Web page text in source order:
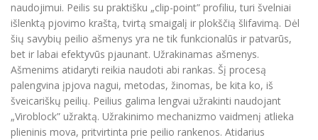
naudojimui. Peilis su praktišku „clip-point” profiliu, turi švelniai
išlenktą pjovimo kraštą, tvirtą smaigalį ir plokščią šlifavimą. Dėl
šių savybių peilio ašmenys yra ne tik funkcionalūs ir patvarūs,
bet ir labai efektyvūs pjaunant. Užrakinamas ašmenys.
Ašmenims atidaryti reikia naudoti abi rankas. Šį procesą
palengvina įpjova nagui, metodas, žinomas, be kita ko, iš
šveicariškų peilių. Peilius galima lengvai užrakinti naudojant
„Viroblock” užraktą. Užrakinimo mechanizmo vaidmenį atlieka
plieninis mova, pritvirtinta prie peilio rankenos. Atidarius